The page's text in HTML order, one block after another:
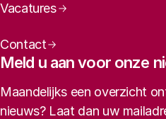
Vacatures
Contact
Meld u aan voor onze
Maandelijks een overzicht
nieuws? Laat dan uw